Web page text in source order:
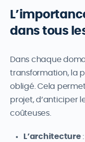
dans tous
Dans chaque
transformation, la
obligé. Cela
projet, d’anticiper
coûteuses.
L’architecture: